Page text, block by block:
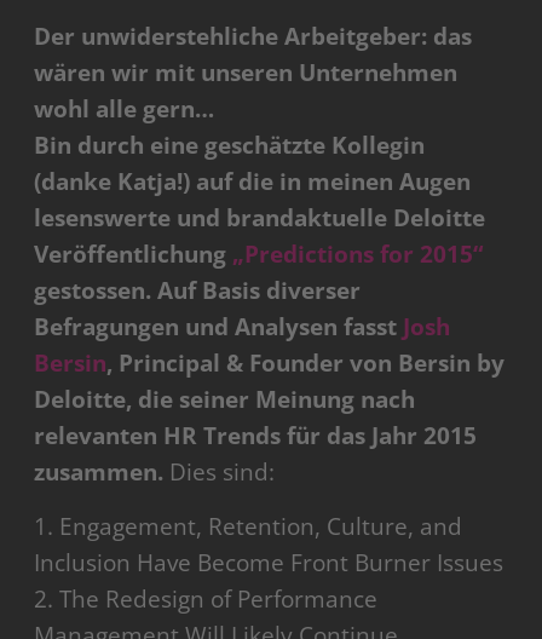
Der unwiderstehliche Arbeitgeber: das
wären wir mit unseren Unternehmen
wohl alle gern…
Bin durch eine geschätzte Kollegin
(danke Katja!) auf die in meinen Augen
lesenswerte und brandaktuelle Deloitte
Veröffentlichung „Predictions for 2015“
gestossen. Auf Basis diverser
Befragungen und Analysen fasst Josh
Bersin, Principal & Founder von Bersin by
Deloitte, die seiner Meinung nach
relevanten HR Trends für das Jahr 2015
zusammen. Dies sind:
1. Engagement, Retention, Culture, and
Inclusion Have Become Front Burner Issues
2. The Redesign of Performance